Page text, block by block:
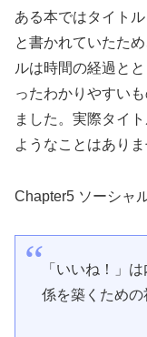
ある本ではタイト
と書かれていたた
ルは時間の経過と
ったわかりやすい
ました。実際タイ
ようなことはありま
Chapter5 ソーシャ
「いいね！」
係を築くため